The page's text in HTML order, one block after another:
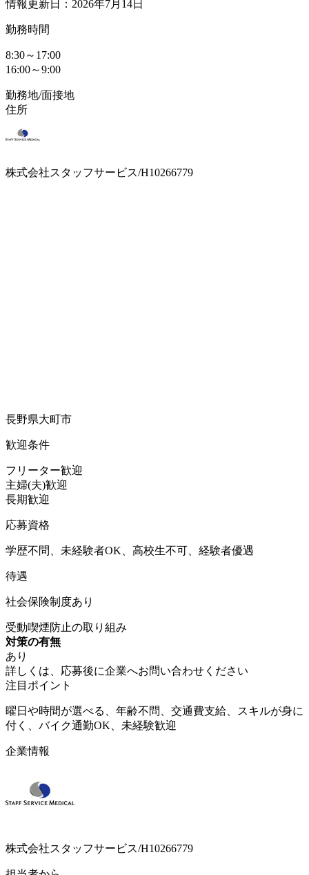
情報更新日：2026年7月14日
勤務時間
8:30～17:00
16:00～9:00
勤務地/面接地
住所
株式会社スタッフサービス/H10266779
長野県大町市
歓迎条件
フリーター歓迎
主婦(夫)歓迎
長期歓迎
応募資格
学歴不問、未経験者OK、高校生不可、経験者優遇
待遇
社会保険制度あり
受動喫煙防止の取り組み
対策の有無
あり
詳しくは、応募後に企業へお問い合わせください
注目ポイント
曜日や時間が選べる、年齢不問、交通費支給、スキルが身に
付く、バイク通勤OK、未経験歓迎
企業情報
株式会社スタッフサービス/H10266779